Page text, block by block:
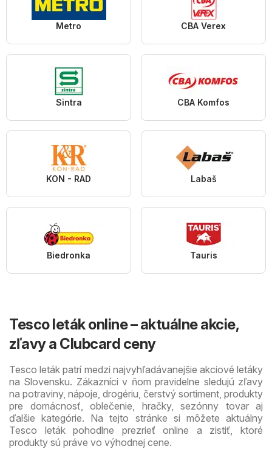
Metro CBA Verex
Sintra CBA Komfos
KON - RAD Labaš
Biedronka Tauris
Tesco leták online – aktuálne akcie,
zľavy a Clubcard ceny
Tesco leták patrí medzi najvyhľadávanejšie akciové letáky
na Slovensku. Zákazníci v ňom pravidelne sledujú zľavy
na potraviny, nápoje, drogériu, čerstvý sortiment, produkty
pre domácnosť, oblečenie, hračky, sezónny tovar aj
ďalšie kategórie. Na tejto stránke si môžete aktuálny
Tesco leták pohodlne prezrieť online a zistiť, ktoré
produkty sú práve vo výhodnej cene.